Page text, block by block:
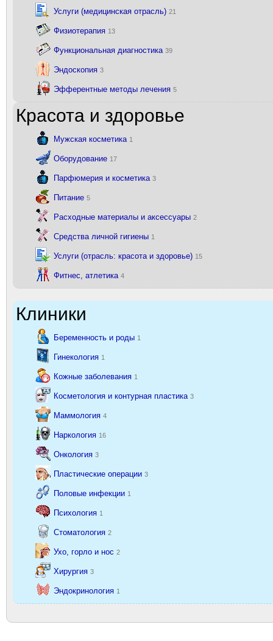
Услуги (медицинская отрасль) 21
Физиотерапия 13
Функциональная диагностика 39
Эндоскопия 3
Эфферентные методы лечения 5
Красота и здоровье
Мужская косметика 1
Оборудование 17
Парфюмерия и косметика 3
Питание 5
Расходные материалы и аксессуары 2
Средства личной гигиены 1
Услуги (отрасль: красота и здоровье) 15
Фитнес, атлетика 4
Клиники
Беременность и роды 1
Гинекология 1
Кожные заболевания 1
Косметология и контурная пластика 3
Маммология 4
Наркология 16
Онкология 3
Пластические операции 3
Половые инфекции 1
Психология 1
Стоматология 2
Ухо, горло и нос 2
Хирургия 3
Эндокринология 1